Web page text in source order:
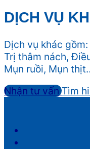
DỊCH VỤ
Dịch vụ khác
Trị thâm nách,
Mụn ruồi, Mụn
Nhận tư vấn Tìm